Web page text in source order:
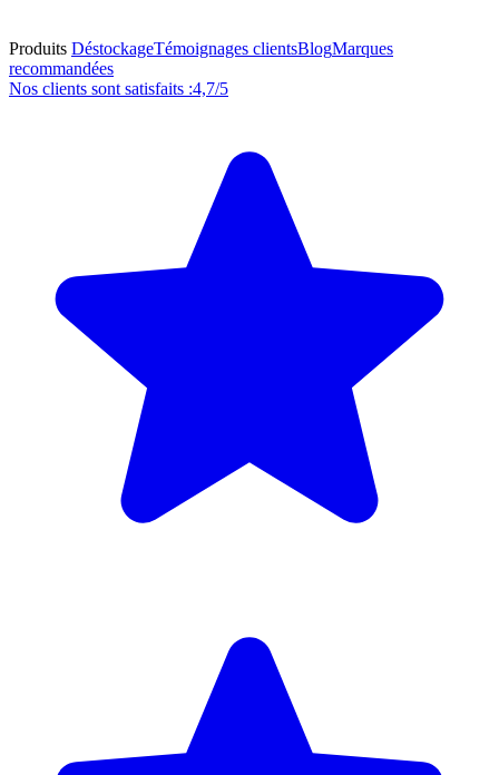
Produits DéstockageTémoignages clientsBlogMarques
recommandées
Nos clients sont satisfaits :4,7/5